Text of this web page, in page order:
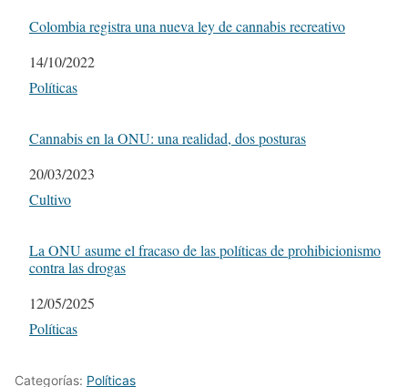
Colombia registra una nueva ley de cannabis recreativo
Fecha
14/10/2022
Respecto a
Políticas
Cannabis en la ONU: una realidad, dos posturas
Fecha
20/03/2023
Respecto a
Cultivo
La ONU asume el fracaso de las políticas de prohibicionismo
contra las drogas
Fecha
12/05/2025
Respecto a
Políticas
Categorías: Políticas